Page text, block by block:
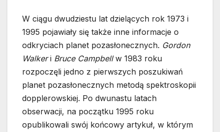
W ciągu dwudziestu lat dzielących rok 1973 i
1995 pojawiały się także inne informacje o
odkryciach planet pozasłonecznych. Gordon
Walkeri Bruce Campbellw 1983 roku
rozpoczęli jedno z pierwszych poszukiwań
planet pozasłonecznych metodą spektroskopii
dopplerowskiej. Po dwunastu latach
obserwacji, na początku 1995 roku
opublikowali swój końcowy artykuł, w którym